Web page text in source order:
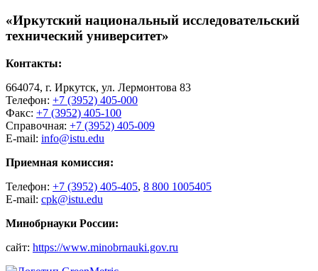
«Иркутский национальный исследовательский
технический университет»
Контакты:
664074, г. Иркутск, ул. Лермонтова 83
Телефон: +7 (3952) 405-000
Факс: +7 (3952) 405-100
Справочная: +7 (3952) 405-009
E-mail: info@istu.edu
Приемная комиссия:
Телефон: +7 (3952) 405-405, 8 800 1005405
E-mail: cpk@istu.edu
Минобрнауки России:
сайт: https://www.minobrnauki.gov.ru